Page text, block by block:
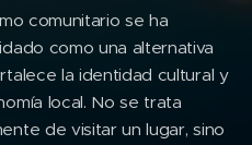
comunitario se ha
como una alternativa
la identidad cultural y
local. No se trata
de visitar un lugar, sino